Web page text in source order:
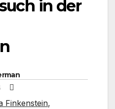
in der
Finkenstein,